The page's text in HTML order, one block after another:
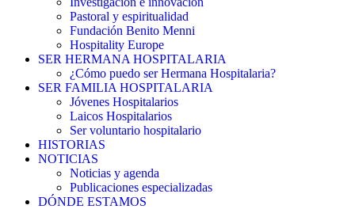
Pastoral y espiritualidad
Fundación Benito Menni
Hospitality Europe
SER HERMANA HOSPITALARIA
¿Cómo puedo ser Hermana Hospitalaria?
SER FAMILIA HOSPITALARIA
Jóvenes Hospitalarios
Laicos Hospitalarios
Ser voluntario hospitalario
HISTORIAS
NOTICIAS
Noticias y agenda
Publicaciones especializadas
DÓNDE ESTAMOS